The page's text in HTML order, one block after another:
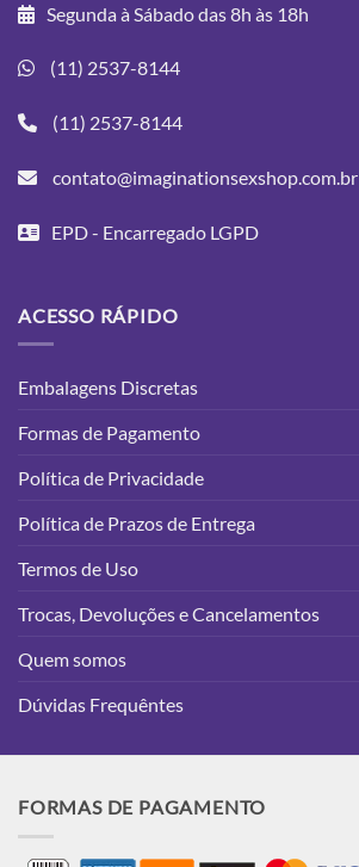
Segunda à Sábado das 8h às 18h
(11) 2537-8144
(11) 2537-8144
contato@imaginationsexshop.com.br
EPD - Encarregado LGPD
ACESSO RÁPIDO
Embalagens Discretas
Formas de Pagamento
Política de Privacidade
Política de Prazos de Entrega
Termos de Uso
Trocas, Devoluções e Cancelamentos
Quem somos
Dúvidas Frequêntes
FORMAS DE PAGAMENTO